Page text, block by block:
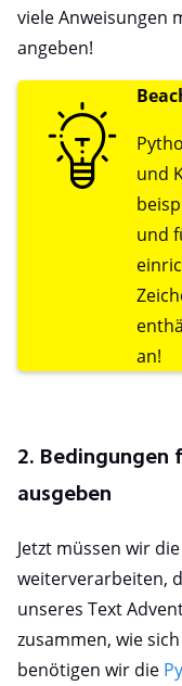
viele Anweisungen
angeben!
und
und
an!
2. Bedingungen
ausgeben
Jetzt müssen wir
weiterverarbeiten,
unseres Text
zusammen, wie
benötigen wir die